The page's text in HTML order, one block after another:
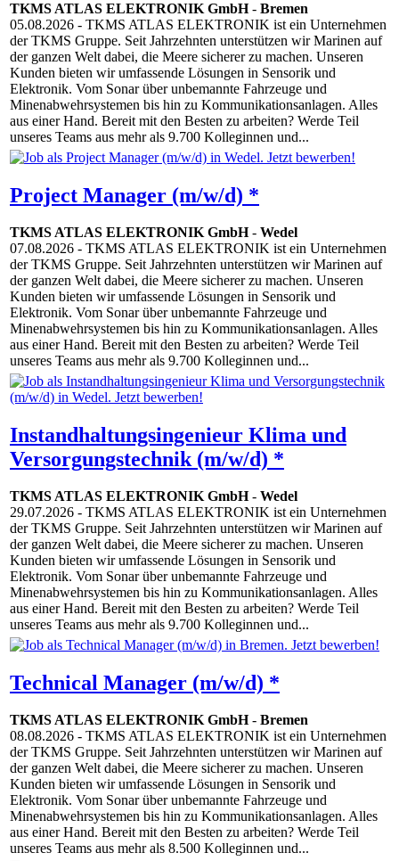
TKMS ATLAS ELEKTRONIK GmbH- Bremen
05.08.2026 - TKMS ATLAS ELEKTRONIK ist ein Unternehmen
der TKMS Gruppe. Seit Jahrzehnten unterstützen wir Marinen auf
der ganzen Welt dabei, die Meere sicherer zu machen. Unseren
Kunden bieten wir umfassende Lösungen in Sensorik und
Elektronik. Vom Sonar über unbemannte Fahrzeuge und
Minenabwehrsystemen bis hin zu Kommunikationsanlagen. Alles
aus einer Hand. Bereit mit den Besten zu arbeiten? Werde Teil
unseres Teams aus mehr als 9.700 Kolleginnen und...
Project Manager (m/w/d) *
TKMS ATLAS ELEKTRONIK GmbH- Wedel
07.08.2026 - TKMS ATLAS ELEKTRONIK ist ein Unternehmen
der TKMS Gruppe. Seit Jahrzehnten unterstützen wir Marinen auf
der ganzen Welt dabei, die Meere sicherer zu machen. Unseren
Kunden bieten wir umfassende Lösungen in Sensorik und
Elektronik. Vom Sonar über unbemannte Fahrzeuge und
Minenabwehrsystemen bis hin zu Kommunikationsanlagen. Alles
aus einer Hand. Bereit mit den Besten zu arbeiten? Werde Teil
unseres Teams aus mehr als 9.700 Kolleginnen und...
Instandhaltungsingenieur Klima und
Versorgungstechnik (m/w/d) *
TKMS ATLAS ELEKTRONIK GmbH- Wedel
29.07.2026 - TKMS ATLAS ELEKTRONIK ist ein Unternehmen
der TKMS Gruppe. Seit Jahrzehnten unterstützen wir Marinen auf
der ganzen Welt dabei, die Meere sicherer zu machen. Unseren
Kunden bieten wir umfassende Lösungen in Sensorik und
Elektronik. Vom Sonar über unbemannte Fahrzeuge und
Minenabwehrsystemen bis hin zu Kommunikationsanlagen. Alles
aus einer Hand. Bereit mit den Besten zu arbeiten? Werde Teil
unseres Teams aus mehr als 9.700 Kolleginnen und...
Technical Manager (m/w/d) *
TKMS ATLAS ELEKTRONIK GmbH- Bremen
08.08.2026 - TKMS ATLAS ELEKTRONIK ist ein Unternehmen
der TKMS Gruppe. Seit Jahrzehnten unterstützen wir Marinen auf
der ganzen Welt dabei, die Meere sicherer zu machen. Unseren
Kunden bieten wir umfassende Lösungen in Sensorik und
Elektronik. Vom Sonar über unbemannte Fahrzeuge und
Minenabwehrsystemen bis hin zu Kommunikationsanlagen. Alles
aus einer Hand. Bereit mit den Besten zu arbeiten? Werde Teil
unseres Teams aus mehr als 8.500 Kolleginnen und...